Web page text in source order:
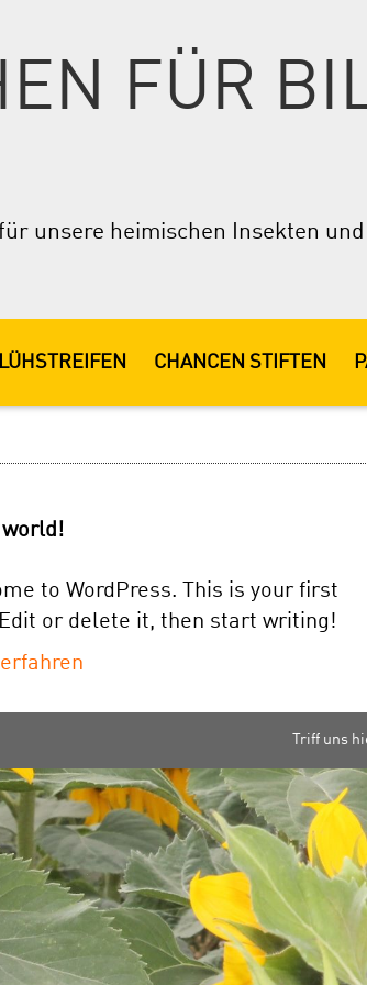
FÜR
unsere heimischen Insekten
CHANCEN STIFTEN
to WordPress. This is your first
or delete it, then start writing!
Triff uns